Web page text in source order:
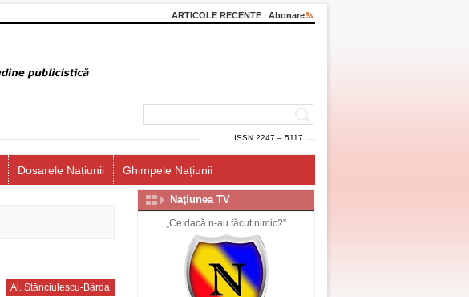
ARTICOLE RECENTE Abonare
ISSN 2247 – 5117
Dosarele Națiunii Ghimpele Națiunii
Al. Stănciulescu-Bârda
Naţiunea TV
„Ce dacă n-au făcut nimic?”